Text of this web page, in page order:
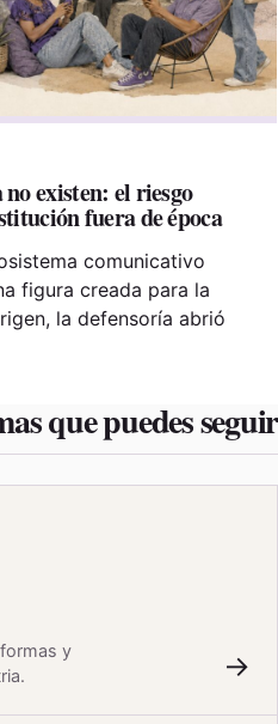
existen: el riesgo
fuera de época
comunicativo
figura creada para la
la defensoría abrió
que puedes seguir
y
→